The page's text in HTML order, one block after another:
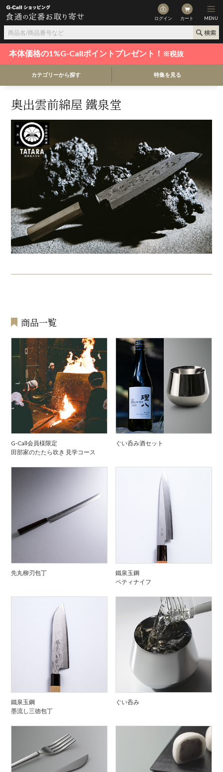
ログイン カート MENU
本体価格の1%G-Callポイントプレゼント！ ※税抜
カテゴリーから探す 特集を見る
奥出雲前綿屋 鐵泉堂
商品一覧
G-Call会員様限定
田部家のたたら吹き 見学コース
ぐい呑み酒セット
先丸柳刃包丁
鐵泉玉鋼
ペティナイフ
鐵泉玉鋼
墨流し三徳包丁
ぐい呑み